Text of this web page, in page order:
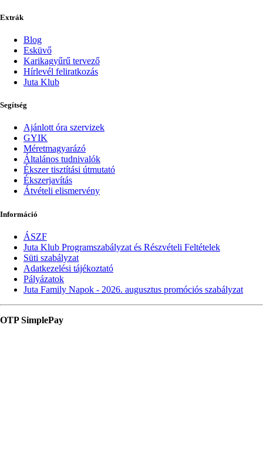
Extrák
Blog
Esküvő
Karikagyűrű tervező
Hírlevél feliratkozás
Juta Klub
Segítség
Ajánlott óra szervizek
GYIK
Méretmagyarázó
Általános tudnivalók
Ékszer tisztítási útmutató
Ékszerjavítás
Átvételi elismervény
Információ
ÁSZF
Juta Klub Programszabályzat és Részvételi Feltételek
Süti szabályzat
Adatkezelési tájékoztató
Pályázatok
Juta Family Napok - 2026. augusztus promóciós szabályzat
OTP SimplePay